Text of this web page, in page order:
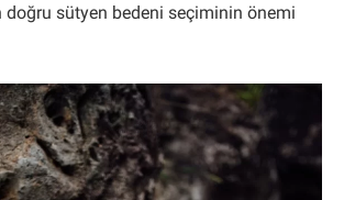
doğru sütyen bedeni seçiminin önemi